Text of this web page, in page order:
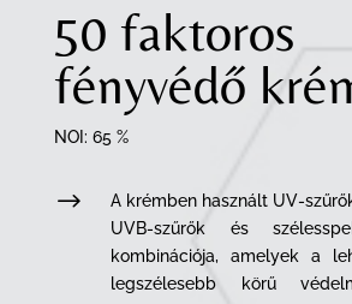
50 faktoros
fényvédő
NOI: 65 %
$
A krémben használt UV-
UVB-szűrők és
kombinációja, amelyek a
legszélesebb körű